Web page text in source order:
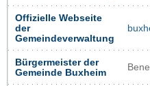
Offizielle Webseite
der
Gemeindeverwaltung
Bürgermeister der
Gemeinde Buxheim